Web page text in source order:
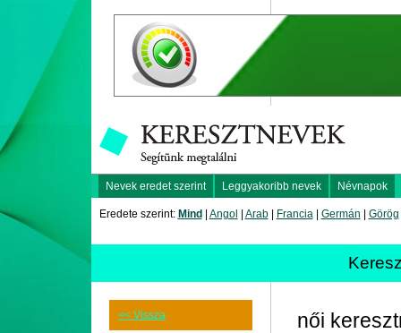
Nevek eredet szerint Leggyakoribb nevek Névnapok
Eredete szerint: Mind Angol Arab| Francia| Germán Görög
<< Vissza
női